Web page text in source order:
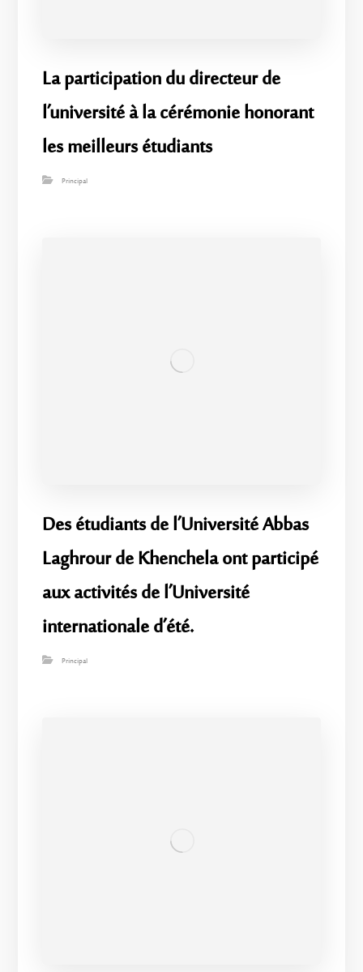
La participation du directeur de
l’université à la cérémonie honorant
les meilleurs étudiants
Principal
Des étudiants de l’Université Abbas
Laghrour de Khenchela ont participé
aux activités de l’Université
internationale d’été.
Principal